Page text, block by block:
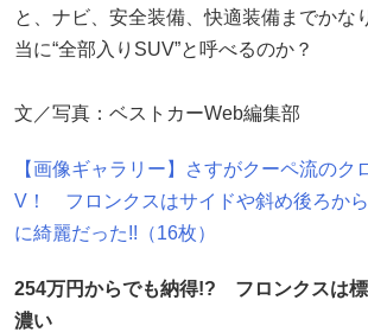
と、ナビ、安全装備、快適装備までかな
当に“全部入りSUV”と呼べるのか？
文／写真：ベストカーWeb編集部
【画像ギャラリー】さすがクーペ流のク
V！ フロンクスはサイドや斜め後ろか
に綺麗だった!!（16枚）
254万円からでも納得!? フロンクスは標
濃い